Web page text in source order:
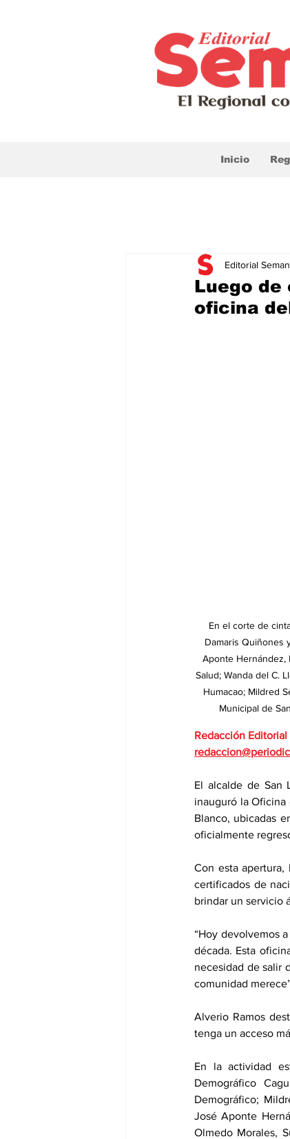
Inicio
Luego de
oficina
Editorial
En el corte de
Damaris Quiñones
Aponte Hernández,
Salud; Wanda del C.
Humacao; Mildred
Municipal de
Redacción Editorial
El alcalde de San
inauguró la Oficina
Blanco, ubicadas
oficialmente
Con esta
certificados de
brindar un servicio
“Hoy devolvemos
década. Esta
necesidad de salir
comunidad
Alverio Ramos
tenga un acceso
En la actividad
Demográfico
Demográfico;
José Aponte
Olmedo Morales,